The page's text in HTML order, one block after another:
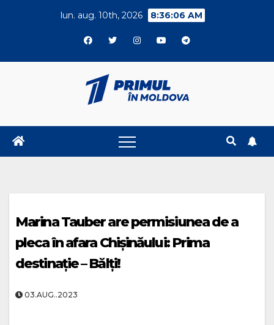
lun. aug. 10th, 2026 8:36:06 AM
Marina Tauber are permisiunea de a
pleca în afara Chișinăului: Prima
destinație – Bălți!
03.AUG..2023